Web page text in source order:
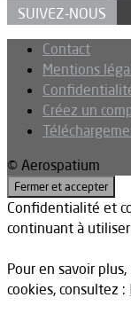
SUIVEZ-NOUS
Contact
Mentions
Créez un
© Aerospatium
Confidentialité et
continuant à
Pour en savoir
cookies, consultez :